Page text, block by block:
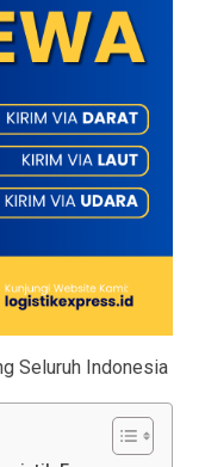
Seluruh Indonesia